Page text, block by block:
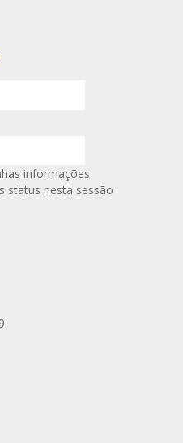
informações
status nesta sessão